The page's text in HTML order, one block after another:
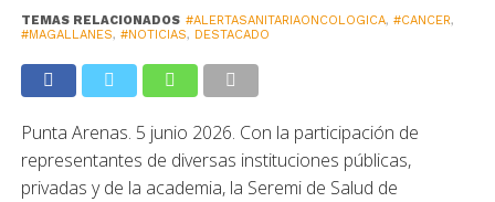
TEMAS RELACIONADOS #ALERTASANITARIAONCOLOGICA, #CANCER,
#MAGALLANES, #NOTICIAS, DESTACADO
Punta Arenas. 5 junio 2026. Con la participación de
representantes de diversas instituciones públicas,
privadas y de la academia, la Seremi de Salud de